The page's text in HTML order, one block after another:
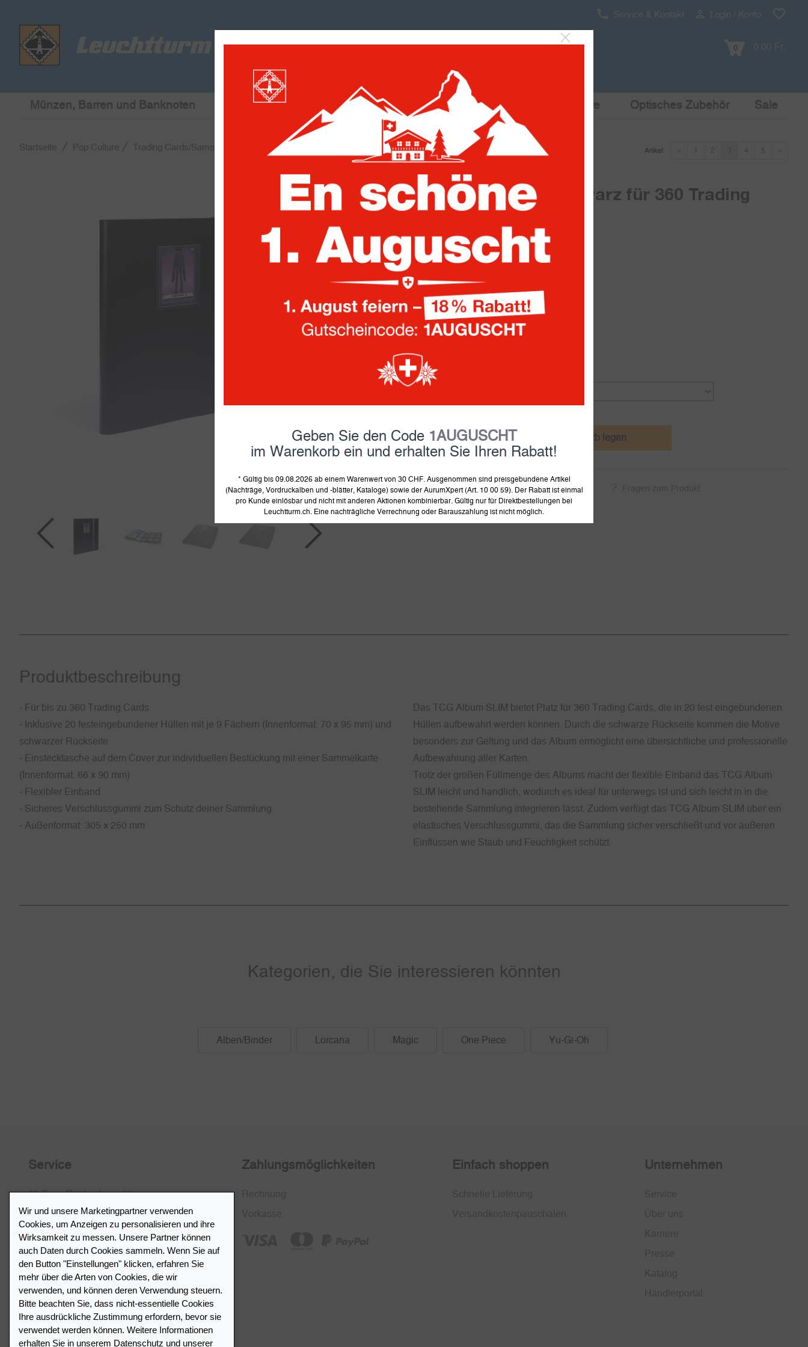
Service & Kontakt Login / Konto
suchen 0 0.00 Fr.
Münzen, Barren und Banknoten Briefmarken, Postkarten und Briefe Trading Cards Pop Culture Optisches Zubehör Sale
Startseite Pop Culture Trading Cards/Sammelkarten TCG Album Slim schwarz für 360 Trading Cards Artikel:
TCG Album Slim schwarz für 360 Trading
Cards
Artikelnummer:369507
19.90 Fr.
inkl. MwSt und zzgl.Versand
lieferbar ab 12.9.2026, jetzt bestellbar
Was bedeutet das?
Farbe:
in den Warenkorb legen
Produkt merken Produkt empfehlen
Produkt­beschreibung
- Für bis zu 360 Trading Cards
- Inklusive 20 festeingebundener Hüllen mit je 9 Fächern (Innenformat: 70 x 95 mm) und
schwarzer Rückseite
- Einstecktasche auf dem Cover zur individuellen Bestückung mit einer Sammelkarte
(Innenformat: 66 x 90 mm)
- Flexibler Einband
- Sicheres Verschlussgummi zum Schutz deiner Sammlung
- Außenformat: 305 x 250 mm
Das TCG Album SLIM bietet Platz für 360 Trading Cards, die in 20 fest eingebundenen
Hüllen aufbewahrt werden können. Durch die schwarze Rückseite kommen die Motive
besonders zur Geltung und das Album ermöglicht eine übersichtliche und professionelle
Aufbewahrung aller Karten.
Trotz der großen Füllmenge des Albums macht der flexible Einband das TCG Album
SLIM leicht und handlich, wodurch es ideal für unterwegs ist und sich leicht in in die
bestehende Sammlung integrieren lässt. Zudem verfügt das TCG Album SLIM über ein
elastisches Verschlussgummi, das die Sammlung sicher verschließt und vor äußeren
Einflüssen wie Staub und Feuchtigkeit schützt.
Kategorien, die Sie interessieren könnten
Alben/Binder Lorcana Magic One Piece Yu-Gi-Oh
Service
30 Tage Rückgaberecht
Kostenlose Rücksendung in CH
SSL-Verschlüsselung
FAQ
Zahlungsmöglichkeiten Einfach shoppen Unternehmen
Händlerverzeichnis
Wir und unsere Marketingpartner verwenden
Cookies, um Anzeigen zu personalisieren und ihre
Wirksamkeit zu messen. Unsere Partner können
auch Daten durch Cookies sammeln. Wenn Sie auf
den Button "Einstellungen" klicken, erfahren Sie
mehr über die Arten von Cookies, die wir
verwenden, und können deren Verwendung steuern.
Bitte beachten Sie, dass nicht-essentielle Cookies
Ihre ausdrückliche Zustimmung erfordern, bevor sie
verwendet werden können. Weitere Informationen
erhalten Sie in unserem Datenschutz und unserer
Geben Sie den Code 1AUGUSCHT
im Warenkorb ein und erhalten Sie Ihren Rabatt!
* Gültig bis 09.08.2026 ab einem Warenwert von 30 CHF. Ausgenommen sind preisgebundene Artikel
(Nachträge, Vordruckalben und -blätter, Kataloge) sowie der AurumXpert (Art. 10 00 59). Der Rabatt ist einmal
pro Kunde einlösbar und nicht mit anderen Aktionen kombinierbar. Gültig nur für Direktbestellungen bei
Leuchtturm.ch. Eine nachträgliche Verrechnung oder Barauszahlung ist nicht möglich.